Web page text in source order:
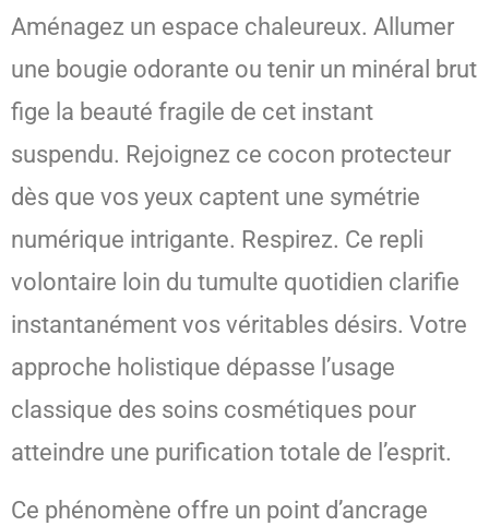
Aménagez un espace chaleureux. Allumer
une bougie odorante ou tenir un minéral brut
fige la beauté fragile de cet instant
suspendu. Rejoignez ce cocon protecteur
dès que vos yeux captent une symétrie
numérique intrigante. Respirez. Ce repli
volontaire loin du tumulte quotidien clarifie
instantanément vos véritables désirs. Votre
approche holistique dépasse l’usage
classique des soins cosmétiques pour
atteindre une purification totale de l’esprit.
Ce phénomène offre un point d’ancrage